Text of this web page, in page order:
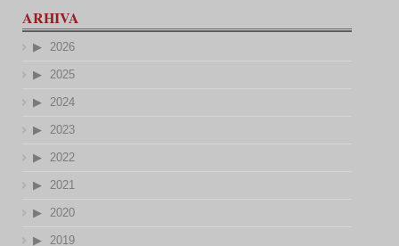
ARHIVA
2026
2025
2024
2023
2022
2021
2020
2019